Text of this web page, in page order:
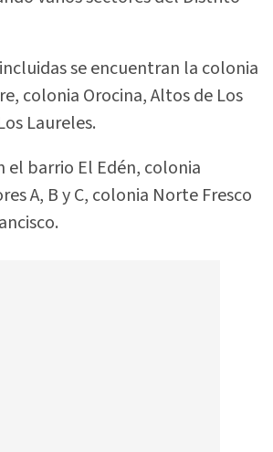
se encuentran la colonia
colonia Orocina, Altos de Los
Laureles.
el barrio El Edén, colonia
A, B y C, colonia Norte Fresco